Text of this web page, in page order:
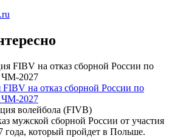
FIBV на отказ сборной России по
ЧМ-2027
волейбола (FIVB)
мужской сборной России от участия
года, который пройдет в Польше.